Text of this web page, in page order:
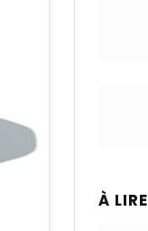
À LIRE